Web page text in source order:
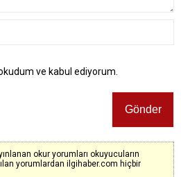
ve kabul ediyorum.
okur yorumları okuyucuların
yorumlardan ilgihaber.com hiçbir